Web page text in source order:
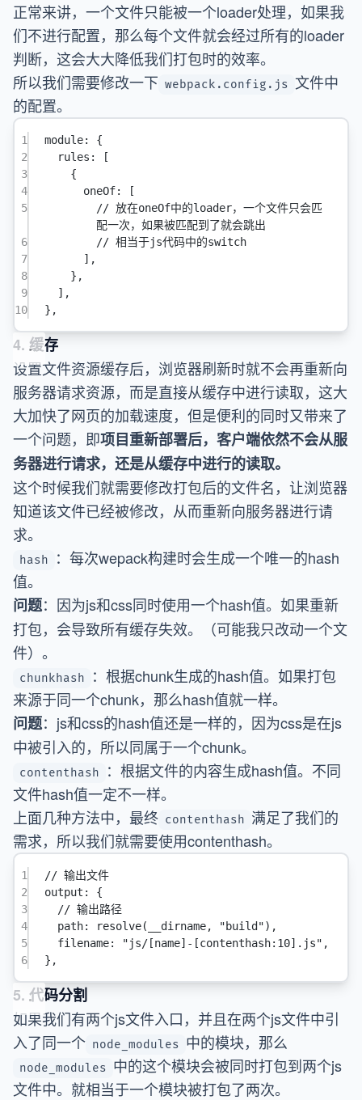
正常来讲，一个文件只能被一个loader处理，如果我
们不进行配置，那么每个文件就会经过所有的loader
判断，这会大大降低我们打包时的效率。
所以我们需要修改一下 webpack.config.js 文件中
的配置。
1 module: {
2
rules : [
3
{
4
oneOf: [
5
// 放在oneOf中的loader，一个文件只会匹
配一次，如果被匹配到了就会跳出
6
// 相当于js代码中的switch
7
],
8
},
9
],
10
},
4. 缓存
设置文件资源缓存后，浏览器刷新时就不会再重新向
服务器请求资源，而是直接从缓存中进行读取，这大
大加快了网页的加载速度，但是便利的同时又带来了
一个问题，即项目重新部署后，客户端依然不会从服
务器进行请求，还是从缓存中进行的读取。
这个时候我们就需要修改打包后的文件名，让浏览器
知道该文件已经被修改，从而重新向服务器进行请
求。
hash
：每次wepack构建时会生成一个唯一的hash
值。
问题：因为js和css同时使用一个hash值。如果重新
打包，会导致所有缓存失效。（可能我只改动一个文
件）。
chunkhash
：根据chunk生成的hash值。如果打包
来源于同一个chunk，那么hash值就一样。
问题：js和css的hash值还是一样的，因为css是在js
中被引入的，所以同属于一个chunk。
contenthash
：根据文件的内容生成hash值。不同
文件hash值一定不一样。
上面几种方法中，最终 contenthash 满足了我们的
需求，所以我们就需要使用contenthash。
1
// 输出文件
2
output : {
3
// 输出路径
4
path: resolve(__dirname, "build"),
5
filename: "js/[name]-[contenthash:10].js" ,
6
},
5. 代码分割
如果我们有两个js文件入口，并且在两个js文件中引
入了同一个 node_modules 中的模块，那么
node_modules 中的这个模块会被同时打包到两个js
文件中。就相当于一个模块被打包了两次。